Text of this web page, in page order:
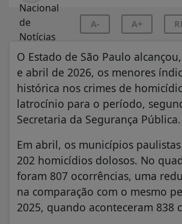
A- A+
O Estado de São Paulo
e abril de 2026, os menores
histórica nos crimes de
latrocínio para o período,
Secretaria da Segurança Pública.
Em abril, os municípios
202 homicídios dolosos. No
foram 807 ocorrências, uma
na comparação com o mesmo
2025, quando aconteceram 838